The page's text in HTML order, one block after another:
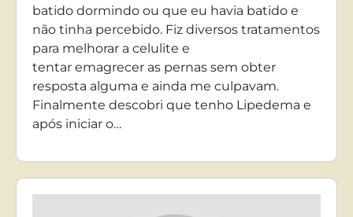
batido dormindo ou que eu havia batido e
não tinha percebido. Fiz diversos tratamentos
para melhorar a celulite e
tentar emagrecer as pernas sem obter
resposta alguma e ainda me culpavam.
Finalmente descobri que tenho Lipedema e
após iniciar o…